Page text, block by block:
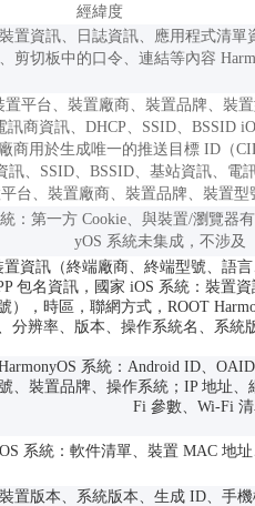
經緯度
置資訊、日誌資訊、應用程式清
剪切板中的口令、連結等內容
置平台、裝置廠商、裝置品牌、裝
商資訊、DHCP、SSID、BSSID
商用於生成唯一的推送目標 ID（
訊、SSID、BSSID、基站資訊、電
台、裝置廠商、裝置品牌、裝置
：第一方 Cookie、與裝置/瀏覽器
yOS 系統未集成，不涉及
置資訊（終端廠商、終端型號、語
包名資訊，國家 iOS 系統：裝置
），時區，聯網方式，ROOT
分辨率、版本、操作系統名、系統
系統：Android ID、
、裝置品牌、操作系統；IP 地址
Fi 參數、Wi-Fi
系統：軟件清單、裝置 MAC 地
置版本、系統版本、生成 ID、手